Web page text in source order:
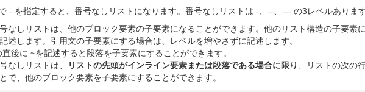
- を指定すると、番号なしリストになります。番号なしリストは -、--、--- の3レベルあります
なしリストは、他のブロック要素の子要素になることができます。他のリスト構造の子要素
述します。引用文の子要素にする場合は、レベルを増やさずに記述します。
直後に ~を記述すると段落を子要素にすることができます。
なしリストは、
リストの先頭がインライン要素または段落である場合に限り
、リストの次の
で、他のブロック要素を子要素にすることができます。